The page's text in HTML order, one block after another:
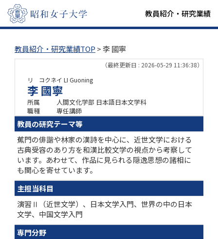
教員紹介・研究業績
教員紹介・研究業績TOP > 李 國寧
（最終更新日 : 2026-05-29 11:36:38）
リ コクネイ LI Guoning
李 國寧
所属
人間文化学部 日本語日本文学科
職種
専任講師
教員の研究テーマ等
蕉門の俳諧や林家の漢詩を中心に、近世文学における
古典受容のあり方を和漢比較文学の視点から考察して
います。あわせて、作品に見られる隠逸思想の諸相に
も関心を寄せています。
主担当科目
演習Ⅱ（近世文学）、日本文学入門、世界の中の日本
文学、中国文学入門
専門分野